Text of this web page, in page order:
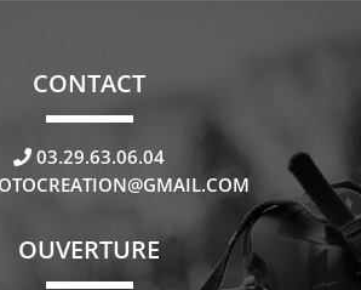
CONTACT
03.29.63.06.04
OUVERTURE